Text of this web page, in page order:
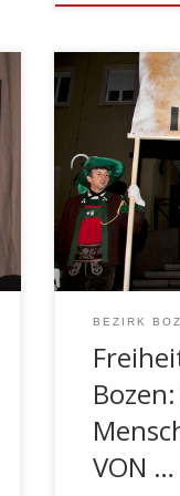
Über 6.000
ROM” Gut
der
Bozen
Motto
Trotz der in
massiven –
BEZIRK
VON …